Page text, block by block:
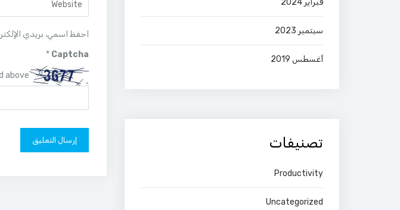
احفظ اسمي، بريدي
Captcha
*
above:
فبراير 2024
سبتمبر 2023
أغسطس 2019
تصنيفات
Productivity
Uncategorized